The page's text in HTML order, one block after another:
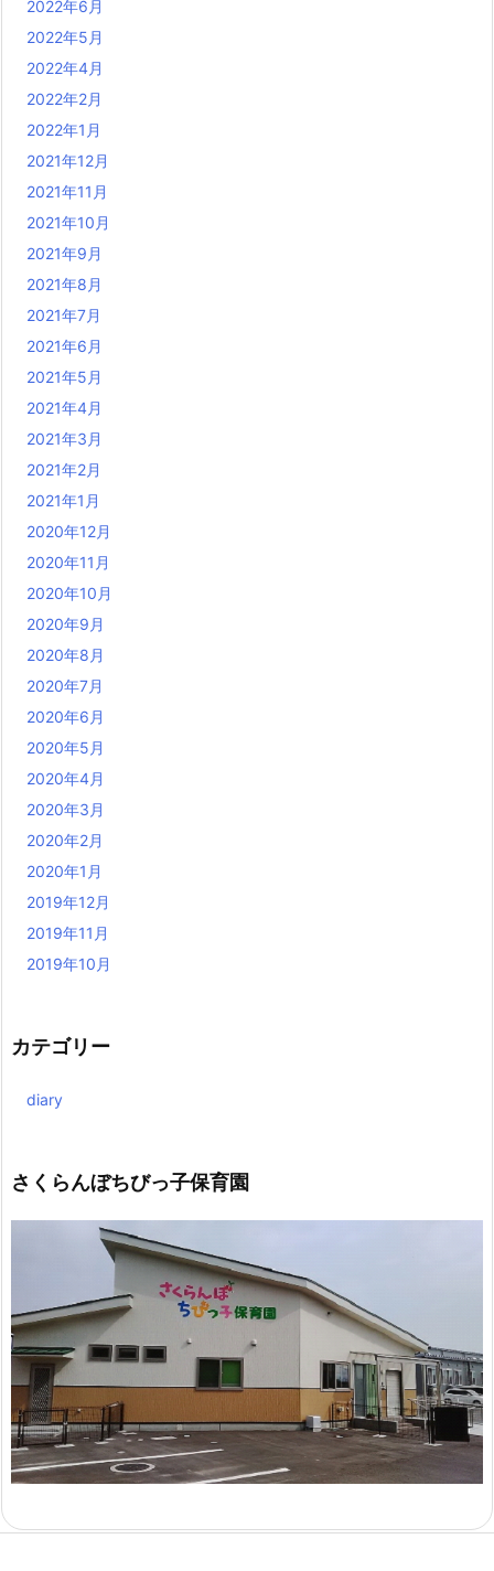
2022年6月
2022年5月
2022年4月
2022年2月
2022年1月
2021年12月
2021年11月
2021年10月
2021年9月
2021年8月
2021年7月
2021年6月
2021年5月
2021年4月
2021年3月
2021年2月
2021年1月
2020年12月
2020年11月
2020年10月
2020年9月
2020年8月
2020年7月
2020年6月
2020年5月
2020年4月
2020年3月
2020年2月
2020年1月
2019年12月
2019年11月
2019年10月
カテゴリー
diary
さくらんぼちびっ子保育園